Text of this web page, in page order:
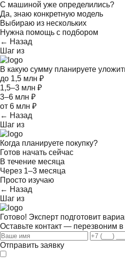
С машиной уже определились?
Да, знаю конкретную модель
Выбираю из нескольких
Нужна помощь с подбором
← Назад
Шаг из
В какую сумму планируете
до 1,5 млн ₽
1,5–3 млн ₽
3–6 млн ₽
от 6 млн ₽
← Назад
Шаг из
Когда планируете покупку?
Готов начать сейчас
В течение месяца
Через 1–3 месяца
Просто изучаю
← Назад
Шаг из
Готово! Эксперт подготовит
Оставьте контакт — перезвоним
Отправить заявку